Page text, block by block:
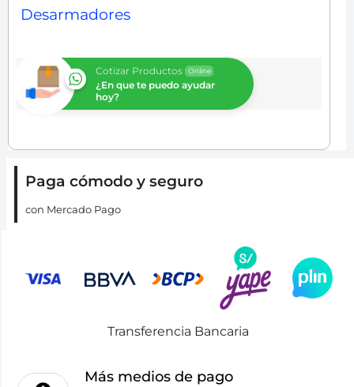
Desarmadores
Cotizar Productos Online
¿En que te puedo ayudar
hoy?
Paga cómodo y seguro
con Mercado Pago
Transferencia Bancaria
Más medios de pago